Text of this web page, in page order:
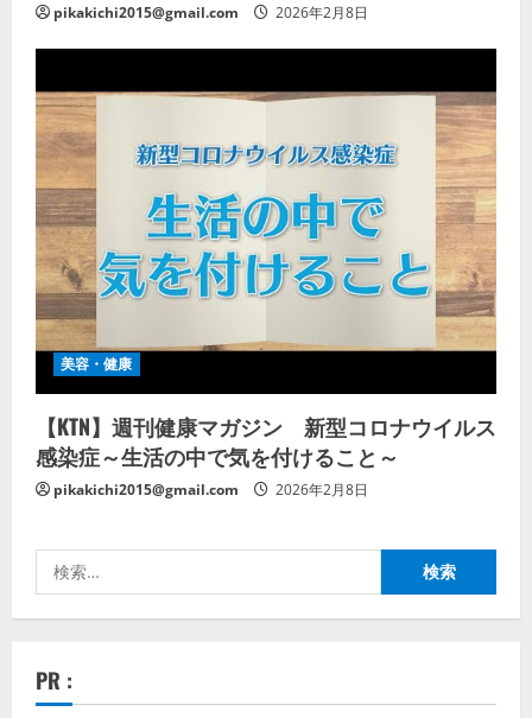
pikakichi2015@gmail.com 2026年2月8日
美容・健康
【KTN】週刊健康マガジン 新型コロナウイルス
感染症～生活の中で気を付けること～
pikakichi2015@gmail.com 2026年2月8日
索:
PR :